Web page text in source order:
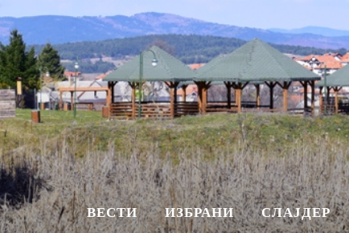
ВЕСТИ ИЗБРАНИ СЛАЈДЕР